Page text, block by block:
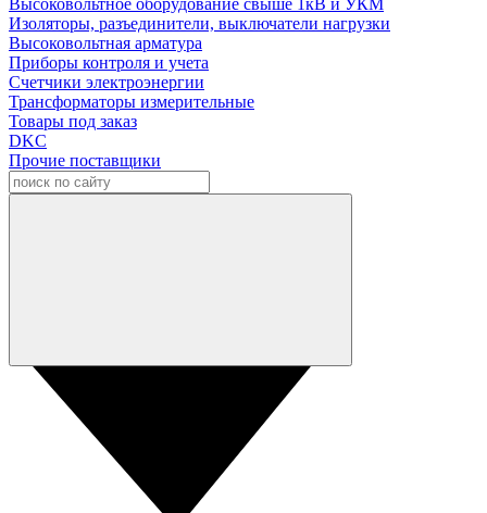
Высоковольтное оборудование свыше 1кВ и УКМ
Изоляторы, разъединители, выключатели нагрузки
Высоковольтная арматура
Приборы контроля и учета
Счетчики электроэнергии
Трансформаторы измерительные
Товары под заказ
DKC
Прочие поставщики